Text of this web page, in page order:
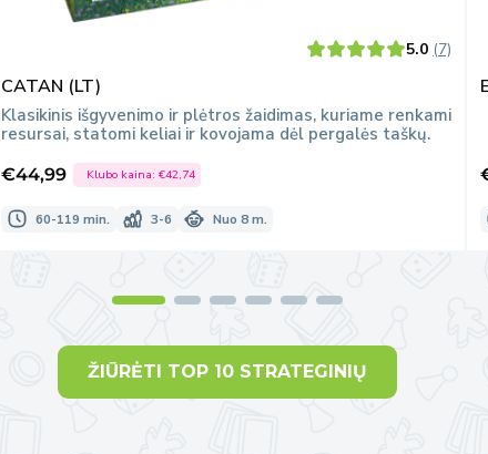
5.0 (7)
CATAN (LT)
Klasikinis išgyvenimo ir plėtros žaidimas, kuriame renkami
resursai, statomi keliai ir kovojama dėl pergalės taškų.
Išpardavimo
kaina
€44,99 Klubo kaina:€42,74
60-119 min. 3-6 Nuo 8 m.
ŽIŪRĖTI TOP 10 STRATEGINIŲ